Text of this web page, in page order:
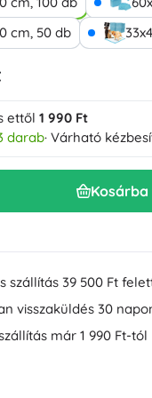
Mosdókiegészítők
WC-kiegészítők
Könyvek
Dekorációk
cm, 50 db
ettől 1 990 Ft
darab· Várható
Kosárba
szállítás 39 500 Ft
visszaküldés 30
már 1 990 Ft-tól